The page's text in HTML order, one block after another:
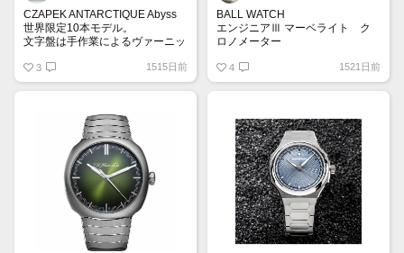
CZAPEK ANTARCTIQUE Abyss
世界限定10本モデル。
文字盤は手作業によるヴァーニッ
ている。
実物を見てみたいモデルNo.1
3 1515日前
BALL WATCH
エンジニアⅢ マーベライト ク
ロノメーター
6月新作。次世代スタンダードと
して登場したマーベライト。皆さ
雰囲気が素敵です✨
4 1521日前